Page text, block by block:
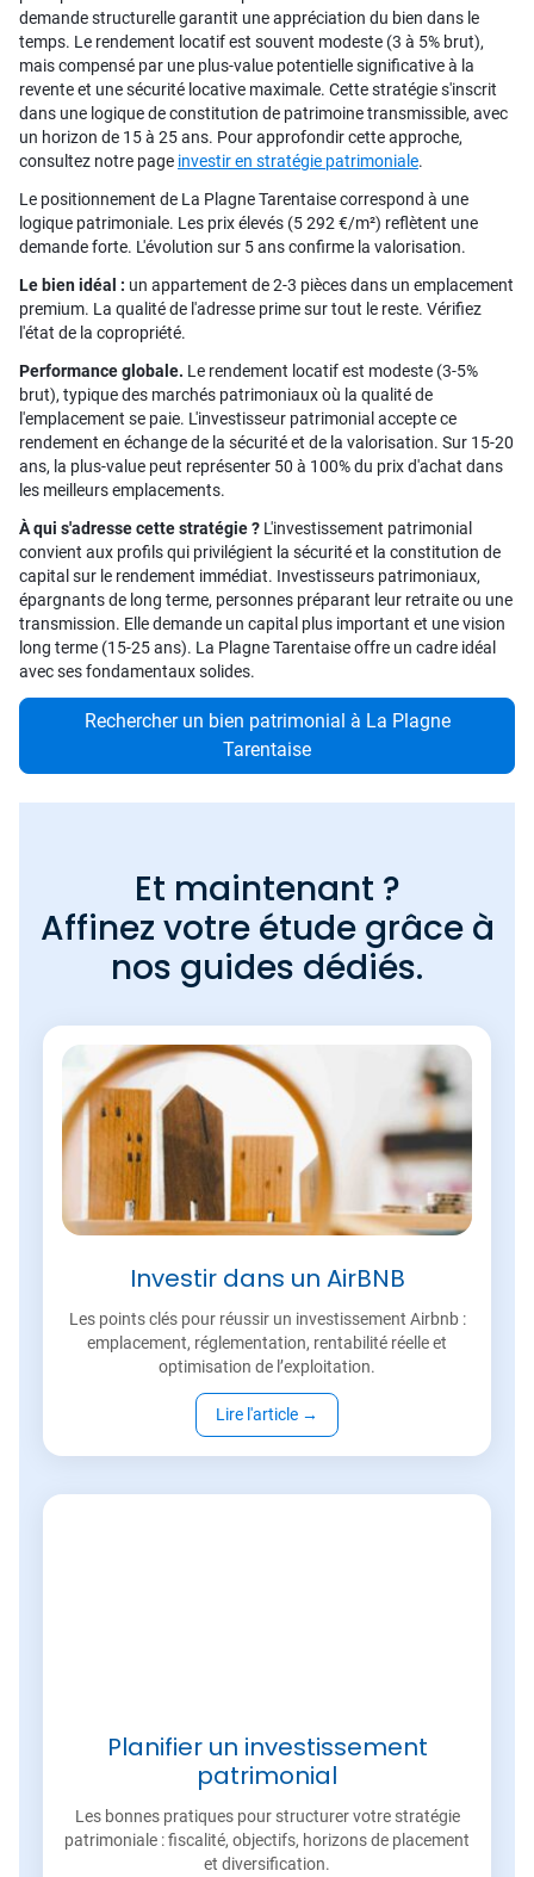
demande structurelle garantit une appréciation du bien dans le
temps. Le rendement locatif est souvent modeste (3 à 5% brut),
mais compensé par une plus-value potentielle significative à la
revente et une sécurité locative maximale. Cette stratégie s'inscrit
dans une logique de constitution de patrimoine transmissible, avec
un horizon de 15 à 25 ans. Pour approfondir cette approche,
consultez notre page investir en stratégie patrimoniale.
Le positionnement de La Plagne Tarentaise correspond à une
logique patrimoniale. Les prix élevés (5 292 €/m²) reflètent une
demande forte. L'évolution sur 5 ans confirme la valorisation.
Le bien idéal : un appartement de 2-3 pièces dans un emplacement
premium. La qualité de l'adresse prime sur tout le reste. Vérifiez
l'état de la copropriété.
Performance globale. Le rendement locatif est modeste (3-5%
brut), typique des marchés patrimoniaux où la qualité de
l'emplacement se paie. L'investisseur patrimonial accepte ce
rendement en échange de la sécurité et de la valorisation. Sur 15-20
ans, la plus-value peut représenter 50 à 100% du prix d'achat dans
les meilleurs emplacements.
À qui s'adresse cette stratégie ? L'investissement patrimonial
convient aux profils qui privilégient la sécurité et la constitution de
capital sur le rendement immédiat. Investisseurs patrimoniaux,
épargnants de long terme, personnes préparant leur retraite ou une
transmission. Elle demande un capital plus important et une vision
long terme (15-25 ans). La Plagne Tarentaise offre un cadre idéal
avec ses fondamentaux solides.
Rechercher un bien patrimonial à La Plagne
Tarentaise
Et maintenant ?
Affinez votre étude grâce à
nos guides dédiés.
Investir dans un AirBNB
Les points clés pour réussir un investissement Airbnb :
emplacement, réglementation, rentabilité réelle et
optimisation de l’exploitation.
Lire l'article →
Planifier un investissement
patrimonial
Les bonnes pratiques pour structurer votre stratégie
patrimoniale : fiscalité, objectifs, horizons de placement
et diversification.